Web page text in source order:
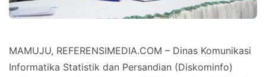
MAMUJU, REFERENSIMEDIA.COM – Dinas Komunikasi
Informatika Statistik dan Persandian (Diskominfo)